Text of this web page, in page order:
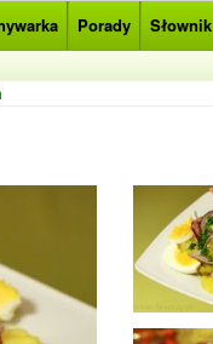
Porady Słownik